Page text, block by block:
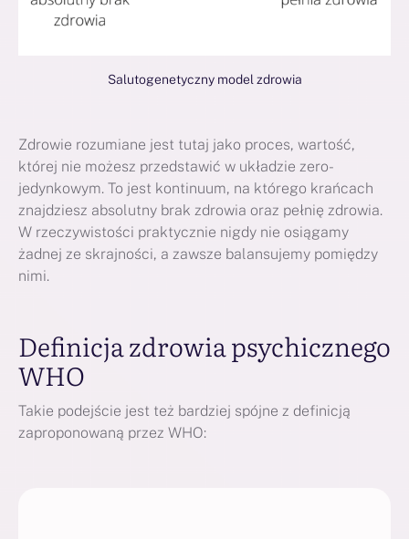
Salutogenetyczny model zdrowia
Zdrowie rozumiane jest tutaj jako proces, wartość,
której nie możesz przedstawić w układzie zero-
jedynkowym. To jest kontinuum, na którego krańcach
znajdziesz absolutny brak zdrowia oraz pełnię zdrowia.
W rzeczywistości praktycznie nigdy nie osiągamy
żadnej ze skrajności, a zawsze balansujemy pomiędzy
nimi.
Definicja zdrowia psychicznego
WHO
Takie podejście jest też bardziej spójne z definicją
zaproponowaną przez WHO: